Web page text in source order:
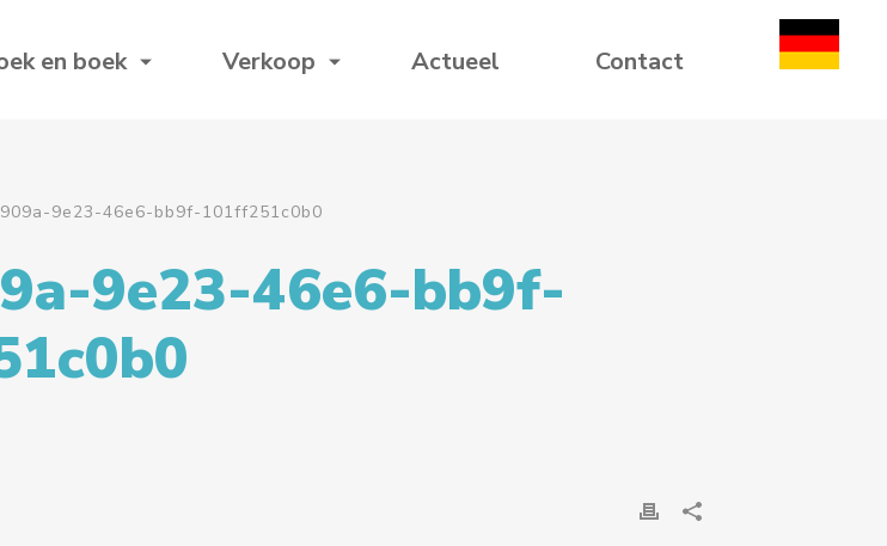
en boek Verkoop Actueel Contact
9e23-46e6-bb9f-101ff251c0b0
9e23-46e6-bb9f-